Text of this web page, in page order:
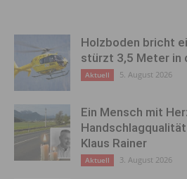
Holzboden bricht
stürzt 3,5 Meter in
Aktuell 5. August 2026
Ein Mensch mit
Klaus Rainer
Aktuell 3. August 2026